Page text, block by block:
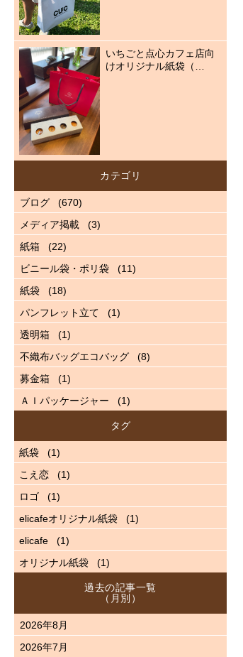
いちごと点心カフェ店向
けオリジナル紙袋（…
カテゴリ
ブログ
(670)
メディア掲載
(3)
紙箱
(22)
ビニール袋・ポリ袋
(11)
紙袋
(18)
パンフレット立て
(1)
透明箱
(1)
不織布バッグエコバッグ
(8)
募金箱
(1)
ＡＩパッケージャー
(1)
タグ
紙袋
(1)
こえ恋
(1)
ロゴ
(1)
elicafeオリジナル紙袋
(1)
elicafe
(1)
オリジナル紙袋
(1)
過去の記事一覧
（月別）
2026年8月
2026年7月